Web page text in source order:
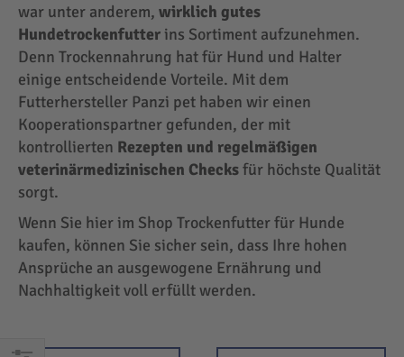
war unter anderem, wirklich gutes
Hundetrockenfutter ins Sortiment aufzunehmen.
Denn Trockennahrung hat für Hund und Halter
einige entscheidende Vorteile. Mit dem
Futterhersteller Panzi pet haben wir einen
Kooperationspartner gefunden, der mit
kontrollierten Rezepten und regelmäßigen
veterinärmedizinischen Checksfür höchste Qualität
sorgt.
Wenn Sie hier im Shop Trockenfutter für Hunde
kaufen, können Sie sicher sein, dass Ihre hohen
Ansprüche an ausgewogene Ernährung und
Nachhaltigkeit voll erfüllt werden.